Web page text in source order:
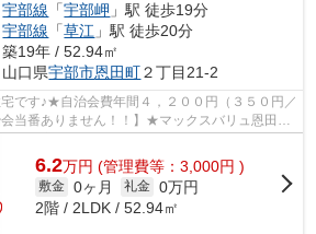
宇部線 「宇部岬 」駅 徒歩19分
宇部線 「草江 」駅 徒歩20分
築19年 / 52.94㎡
山口県宇部市恩田町２丁目21-2
です♪★自治会費年間４，２００円（３５０円／
当番ありません！！】★マックスバリュ恩田店
山口宇部空港...
6.2万円 (管理費等：3,000円 )
敷金 0ヶ月 礼金 0万円
2階 / 2LDK / 52.94㎡